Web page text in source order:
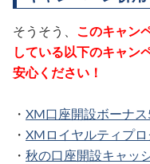
そうそう、 このキャン
している以下のキャン
安心ください！
・ XM口座開設ボーナス
・ XMロイヤルティプロ
・ 秋の口座開設キャッ